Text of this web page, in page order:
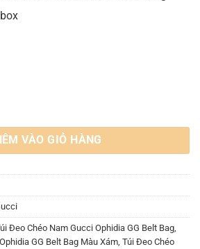
Ophidia GG Belt Bag Màu Xám số lượng
VÀO GIỎ HÀNG
Đeo Chéo Nam Gucci Ophidia GG Belt Bag
GG Belt Bag Màu Xám Túi Đeo Chéo